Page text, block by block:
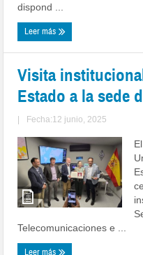
dispond ...
Leer más
Visita
Estado a la sede
| Fecha:12 junio, 2025
Telecomunicaciones e ...
Leer más